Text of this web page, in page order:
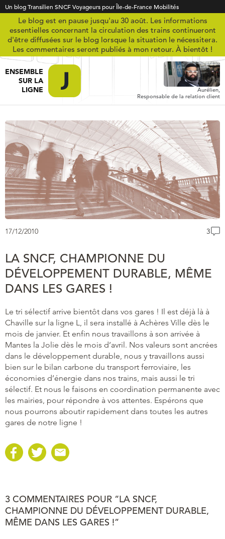
Un blog Transilien SNCF Voyageurs pour Île-de-France Mobilités
Le blog est en pause jusqu'au 30 août. Les informations
essentielles concernant la circulation des trains continueront
d'être diffusées sur le blog lorsque la situation le nécessitera.
Les commentaires seront publiés à mon retour. À bientôt !
ENSEMBLE
SUR LA
LIGNE
Aurélien,
Responsable de la relation client
17/12/2010 3
LA SNCF, CHAMPIONNE DU
DÉVELOPPEMENT DURABLE, MÊME
DANS LES GARES !
Le tri sélectif arrive bientôt dans vos gares ! Il est déjà là à
Chaville sur la ligne L, il sera installé à Achères Ville dès le
mois de janvier. Et enfin nous travaillons à son arrivée à
Mantes la Jolie dès le mois d’avril. Nos valeurs sont ancrées
dans le développement durable, nous y travaillons aussi
bien sur le bilan carbone du transport ferroviaire, les
économies d’énergie dans nos trains, mais aussi le tri
sélectif. Et nous le faisons en coordination permanente avec
les mairies, pour répondre à vos attentes. Espérons que
nous pourrons aboutir rapidement dans toutes les autres
gares de notre ligne !
3 COMMENTAIRES POUR “LA SNCF,
CHAMPIONNE DU DÉVELOPPEMENT DURABLE,
MÊME DANS LES GARES !”